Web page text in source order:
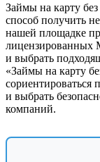
Займы на карту
способ получить
нашей площадке
и выбрать
«Займы на карту
и выбрать
компаний.